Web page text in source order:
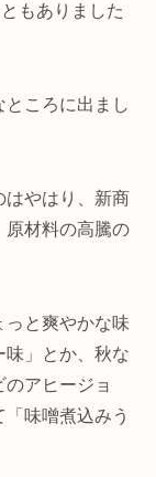
もありました
ころに出まし
はやはり、新商
原材料の高騰の
っと爽やかな味
味」とか、秋な
アヒージョ
味噌煮込みう